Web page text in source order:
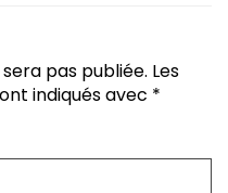
pas publiée. Les
indiqués avec *